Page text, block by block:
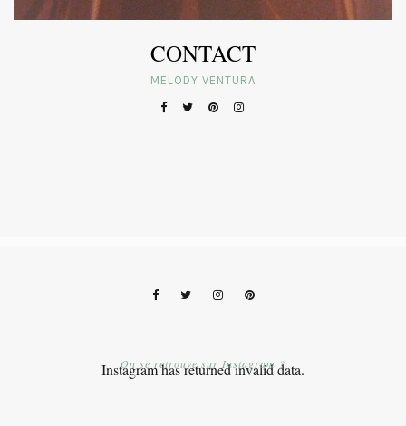
CONTACT
MELODY VENTURA
Instagram has returned invalid data.
On se retrouve sur Instagram ?